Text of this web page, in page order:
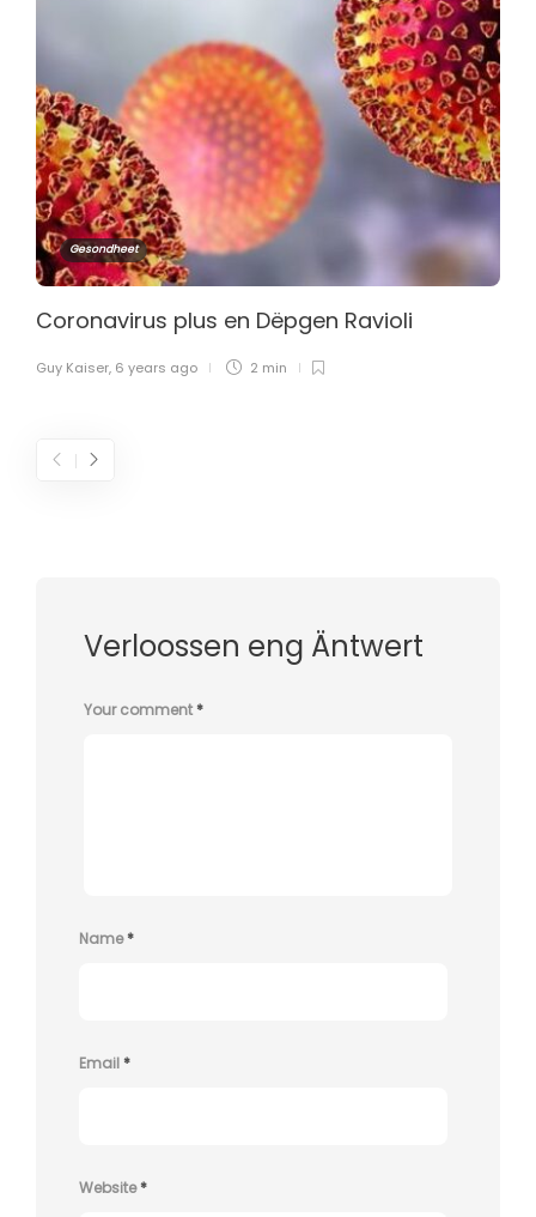
Gesondheet
Coronavirus plus en Dëpgen Ravioli
Guy Kaiser, 6 years ago 2 min
Verloossen eng Äntwert
Your comment*
Name*
Email*
Website*